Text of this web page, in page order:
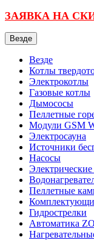
ЗАЯВКА НА
Везде
Везде
Котлы
Электрокотлы
Газовые котлы
Дымососы
Пеллетные
Модули GSM
Электросауна
Источники
Насосы
Пеллетные
Гидрострелки
Автоматика